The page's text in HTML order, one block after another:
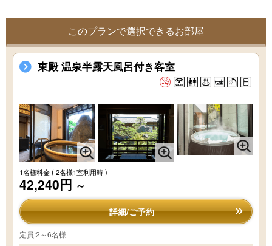
このプランで選択できるお部屋
東殿 温泉半露天風呂付き客室
1名様料金( 2名様1室利用時 )
42,240円 ～
詳細/ご予約
定員:2～6名様